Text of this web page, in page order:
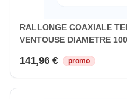
RALLONGE COAXIALE
VENTOUSE DIAMETRE
141,96 € promo